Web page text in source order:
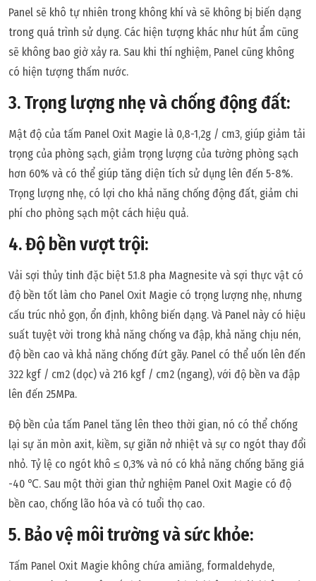
Panel sẽ khô tự nhiên trong không khí và sẽ không bị biến dạng
trong quá trình sử dụng. Các hiện tượng khác như hút ẩm cũng
sẽ không bao giờ xảy ra. Sau khi thí nghiệm, Panel cũng không
có hiện tượng thấm nước.
3. Trọng lượng nhẹ và chống động đất:
Mật độ của tấm Panel Oxit Magie là 0,8-1,2g / cm3, giúp giảm tải
trọng của phòng sạch, giảm trọng lượng của tường phòng sạch
hơn 60% và có thể giúp tăng diện tích sử dụng lên đến 5-8%.
Trọng lượng nhẹ, có lợi cho khả năng chống động đất, giảm chi
phí cho phòng sạch một cách hiệu quả.
4. Độ bền vượt trội:
Vải sợi thủy tinh đặc biệt 5.1.8 pha Magnesite và sợi thực vật có
độ bền tốt làm cho Panel Oxit Magie có trọng lượng nhẹ, nhưng
cấu trúc nhỏ gọn, ổn định, không biến dạng. Và Panel này có hiệu
suất tuyệt vời trong khả năng chống va đập, khả năng chịu nén,
độ bền cao và khả năng chống đứt gãy. Panel có thể uốn lên đến
322 kgf / cm2 (dọc) và 216 kgf / cm2 (ngang), với độ bền va đập
lên đến 25MPa.
Độ bền của tấm Panel tăng lên theo thời gian, nó có thể chống
lại sự ăn mòn axit, kiềm, sự giãn nở nhiệt và sự co ngót thay đổi
nhỏ. Tỷ lệ co ngót khô ≤ 0,3% và nó có khả năng chống băng giá
-40 ℃. Sau một thời gian thử nghiệm Panel Oxit Magie có độ
bền cao, chống lão hóa và có tuổi thọ cao.
5. Bảo vệ môi trường và sức khỏe:
Tấm Panel Oxit Magie không chứa amiăng, formaldehyde,